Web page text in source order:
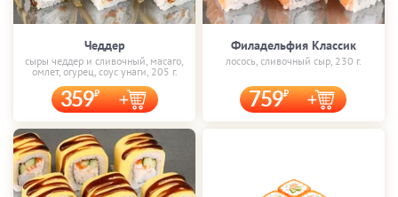
Чеддер
сыры чеддер и сливочный, масаго,
омлет, огурец, соус унаги, 205 г.
359
Филадельфия Классик
лосось, сливочный сыр, 230 г.
759